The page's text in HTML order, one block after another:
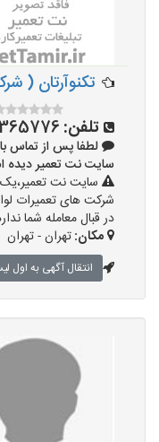
تکنوآرتان (
تلفن:- 09367003165
لطفا پس از تماس با
سایت نت تعمیر دیده ام و کد
سایت نت
شرکت های تعمیرات
در قبال معامله شما
مکان:تهران - تهران
انتقال آگهی به اول